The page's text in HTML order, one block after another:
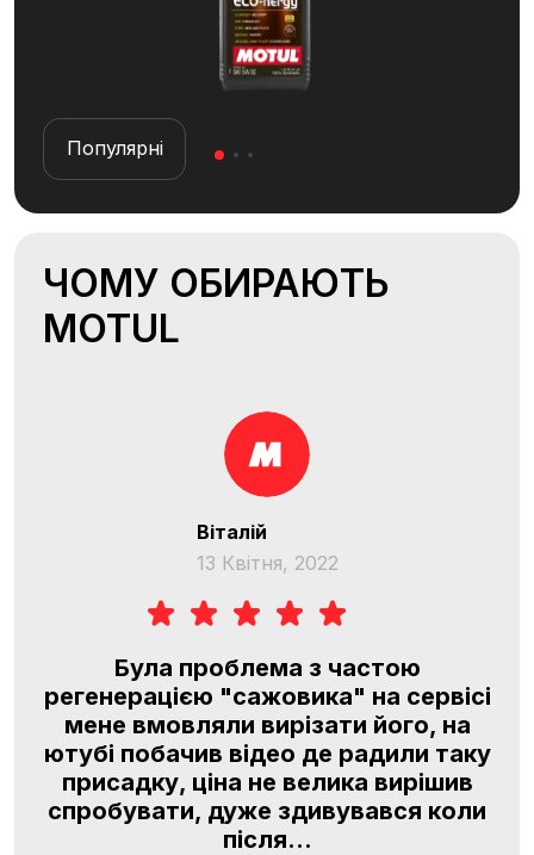
Популярні
ЧОМУ ОБИРАЮТЬ
MOTUL
Віталій
13 Квітня, 2022
Була проблема з частою
регенерацією "сажовика" на сервісі
мене вмовляли вирізати його, на
ютубі побачив відео де радили таку
присадку, ціна не велика вирішив
спробувати, дуже здивувався коли
після...